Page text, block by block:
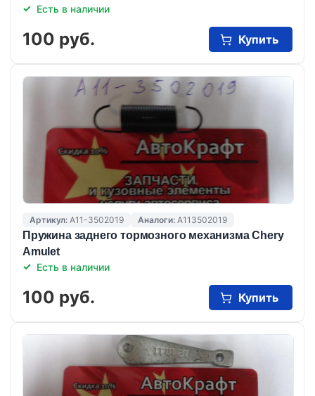
Есть в наличии
100 руб. Купить
Артикул: A11-3502019 Аналоги: A113502019
Пружина заднего тормозного механизма Chery
Amulet
Есть в наличии
100 руб. Купить